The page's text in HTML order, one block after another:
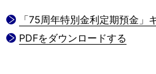
「75周年特別金利定期預金」
PDFをダウンロードする